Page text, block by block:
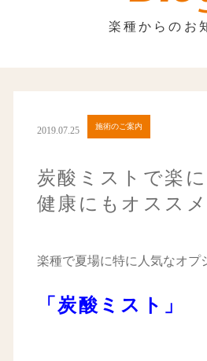
楽種からのお
2019.07.25 施術のご案内
炭酸ミストで楽
健康にもオススメ
楽種で夏場に特に人気なオプ
「炭酸ミスト」